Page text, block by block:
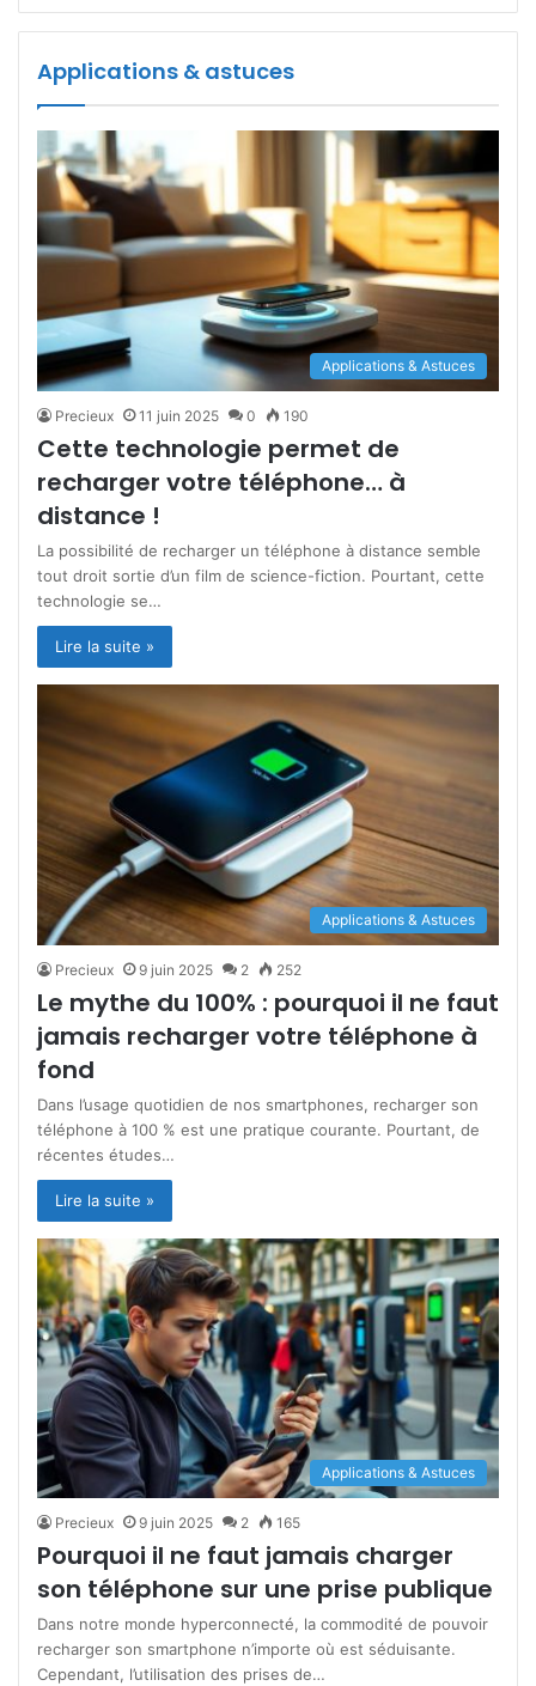
Applications & astuces
Applications & Astuces
Precieux 11 juin 2025 0 190
Cette technologie permet de
recharger votre téléphone… à
distance !
La possibilité de recharger un téléphone à distance semble
tout droit sortie d’un film de science-fiction. Pourtant, cette
technologie se…
Lire la suite »
Applications & Astuces
Precieux 9 juin 2025 2 252
Le mythe du 100% : pourquoi il ne faut
jamais recharger votre téléphone à
fond
Dans l’usage quotidien de nos smartphones, recharger son
téléphone à 100 % est une pratique courante. Pourtant, de
récentes études…
Lire la suite »
Applications & Astuces
Precieux 9 juin 2025 2 165
Pourquoi il ne faut jamais charger
son téléphone sur une prise publique
Dans notre monde hyperconnecté, la commodité de pouvoir
recharger son smartphone n’importe où est séduisante.
Cependant, l’utilisation des prises de…